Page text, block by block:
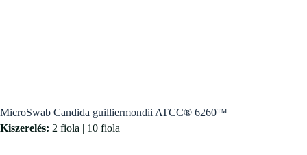
MicroSwab Candida guilliermondii ATCC® 6260™
Kiszerelés: 2 fiola | 10 fiola